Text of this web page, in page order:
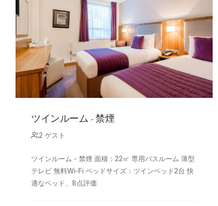
ツインルーム - 禁煙
2 ゲスト
ツインルーム - 禁煙 面積：22㎡ 専用バスルーム 薄型
テレビ 無料Wi-Fi ベッドサイズ：ツインベッド2台 快
適なベッド、8点評価